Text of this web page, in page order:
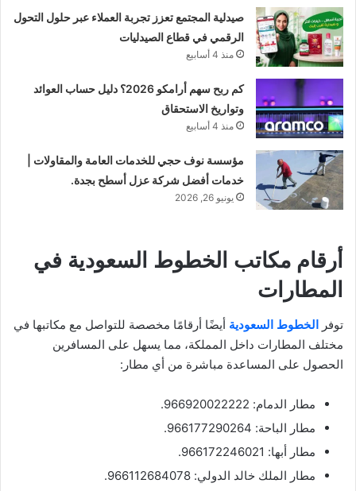
صيدلية المجتمع تعزز تجربة العملاء عبر حلول التحول
الرقمي في قطاع الصيدليات
منذ 4 أسابيع
كم ربح سهم أرامكو 2026؟ دليل حساب العوائد
وتواريخ الاستحقاق
منذ 4 أسابيع
مؤسسة نوف حجي للخدمات العامة والمقاولات |
خدمات أفضل شركة عزل أسطح بجدة.
يونيو 26, 2026
أرقام مكاتب الخطوط السعودية في
المطارات
توفر الخطوط السعودية أيضًا أرقامًا مخصصة للتواصل مع مكاتبها في
مختلف المطارات داخل المملكة، مما يسهل على المسافرين
الحصول على المساعدة مباشرة من أي مطار:
مطار الدمام: 966920022222.
مطار الباحة: 966177290264.
مطار أبها: 966172246021.
مطار الملك خالد الدولي: 966112684078.